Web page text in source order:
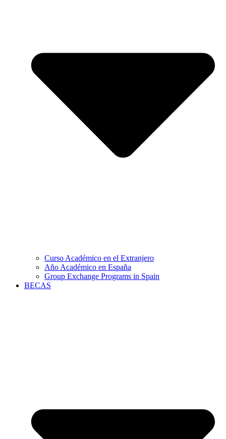
Curso Académico en el Extranjero
Año Académico en España
Group Exchange Programs in Spain
BECAS